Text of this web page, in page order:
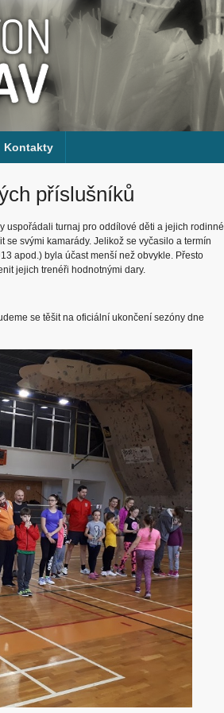
Kontakty
příslušníků
uspořádali turnaj pro oddílové děti a jejich rodinné
se svými kamarády. Jelikož se vyčasilo a termín
apod.) byla účast menší než obvykle. Přesto
jejich trenéři hodnotnými dary.
se těšit na oficiální ukončení sezóny dne